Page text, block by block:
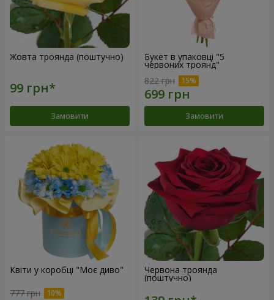
Жовта троянда (поштучно)
Замовити
Букет в упаковці "5
червоних троянд"
822 грн
Замовити
Квіти у коробці "Моє диво"
777 грн
Червона троянда
(поштучно)